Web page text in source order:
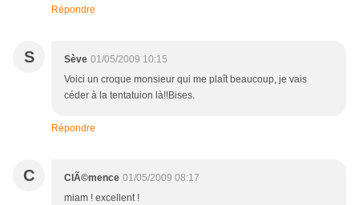
Répondre
S Sève 01/05/2009 10:15
Voici un croque monsieur qui me plaît beaucoup, je vais
céder à la tentatuion là!!Bises.
Répondre
C ClÃ©mence 01/05/2009 08:17
miam ! excellent !